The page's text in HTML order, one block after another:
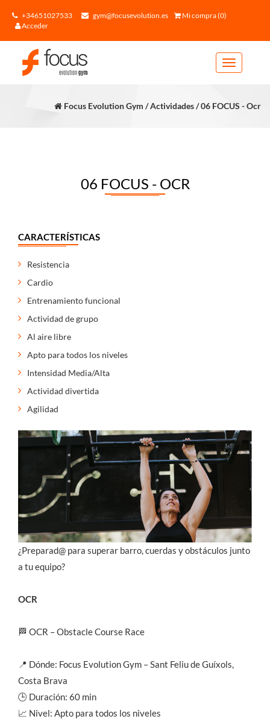
+34651027533 gym@focusevolution.es
Mi compra (0)
Acceder
Toggle
navigation
Focus Evolution Gym / Actividades / 06 FOCUS - Ocr
06 FOCUS - OCR
CARACTERÍSTICAS
Resistencia
Cardio
Entrenamiento funcional
Actividad de grupo
Al aire libre
Apto para todos los niveles
Intensidad Media/Alta
Actividad divertida
Agilidad
¿Preparad@ para superar barro, cuerdas y obstáculos junto
a tu equipo?
OCR
🏁 OCR – Obstacle Course Race
📍 Dónde: Focus Evolution Gym – Sant Feliu de Guíxols,
Costa Brava
🕒 Duración: 60 min
📈 Nivel: Apto para todos los niveles